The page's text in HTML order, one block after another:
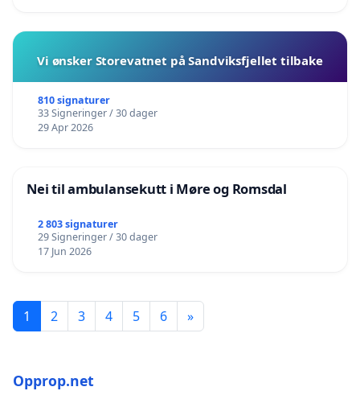
Vi ønsker Storevatnet på Sandviksfjellet tilbake
810 signaturer
33 Signeringer / 30 dager
29 Apr 2026
Nei til ambulansekutt i Møre og Romsdal
2 803 signaturer
29 Signeringer / 30 dager
17 Jun 2026
1 2 3 4 5 6 »
Opprop.net